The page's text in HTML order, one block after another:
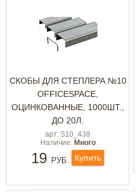
СКОБЫ ДЛЯ СТЕПЛЕРА №10
OFFICESPACE,
ОЦИНКОВАННЫЕ, 1000ШТ.,
ДО 20Л.
арт. S10_438
Наличие: Много
19 РУБ. Купить